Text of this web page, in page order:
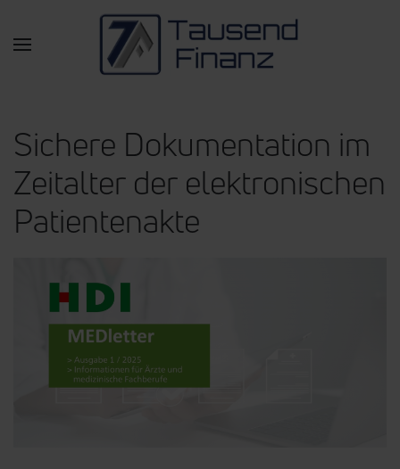
Zum Hauptinhalt springen
Sichere Dokumentation im
Zeitalter der elektronischen
Patientenakte